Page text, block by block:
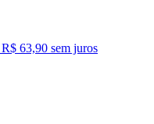
R$ 63,90 sem juros